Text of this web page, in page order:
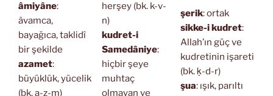
âmiyâne:
âvamca,
bayağıca, taklidî
bir şekilde
azamet:
büyüklük, yücelik
(bk. a-ẓ-m)
herşey (bk. k-v-
n)
kudret-i
Samedâniye:
hiçbir şeye
muhtaç
olmayan ve
şerik: ortak
sikke-i kudret:
Allah’ın güç ve
kudretinin işareti
(bk. ḳ-d-r)
şua: ışık, parıltı